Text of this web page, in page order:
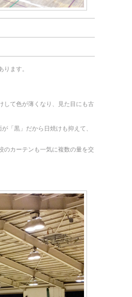
ます。
して色が薄くなり、見た目にも古
「黒」だから日焼けも抑えて、
のカーテンも一気に複数の量を交